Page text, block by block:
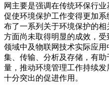
网主要是强调在传统环保行
促使环境保护工作变得更加
布了一系列关于环境保护的
方面尚未取得明显的成效，
领域中及物联网技术实际应
集、传输、分析及存储，有
量，推动环境管理工作持续
十分突出的促进作用。